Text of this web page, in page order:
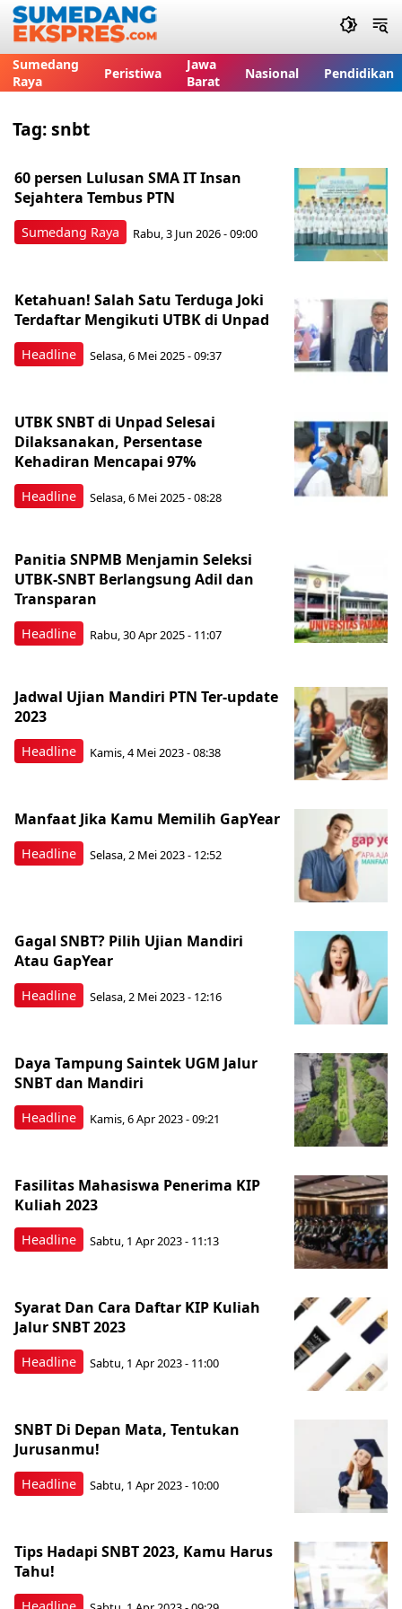
Sumedang
Raya
Peristiwa
Jawa
Barat
Nasional Pendidikan
Tag:snbt
Sumedang Raya
60 persen Lulusan SMA IT Insan
Sejahtera Tembus PTN
Rabu, 3 Jun 2026 - 09:00
Headline
Ketahuan! Salah Satu Terduga Joki
Terdaftar Mengikuti UTBK di Unpad
Selasa, 6 Mei 2025 - 09:37
Headline
UTBK SNBT di Unpad Selesai
Dilaksanakan, Persentase
Kehadiran Mencapai 97%
Selasa, 6 Mei 2025 - 08:28
Headline
Panitia SNPMB Menjamin Seleksi
UTBK-SNBT Berlangsung Adil dan
Transparan
Rabu, 30 Apr 2025 - 11:07
Headline
Jadwal Ujian Mandiri PTN Ter-update
2023
Kamis, 4 Mei 2023 - 08:38
Headline
Manfaat Jika Kamu Memilih GapYear
Selasa, 2 Mei 2023 - 12:52
Headline
Gagal SNBT? Pilih Ujian Mandiri
Atau GapYear
Selasa, 2 Mei 2023 - 12:16
Headline
Daya Tampung Saintek UGM Jalur
SNBT dan Mandiri
Kamis, 6 Apr 2023 - 09:21
Headline
Fasilitas Mahasiswa Penerima KIP
Kuliah 2023
Sabtu, 1 Apr 2023 - 11:13
Headline
Syarat Dan Cara Daftar KIP Kuliah
Jalur SNBT 2023
Sabtu, 1 Apr 2023 - 11:00
Headline
SNBT Di Depan Mata, Tentukan
Jurusanmu!
Sabtu, 1 Apr 2023 - 10:00
Tips Hadapi SNBT 2023, Kamu Harus
Tahu!